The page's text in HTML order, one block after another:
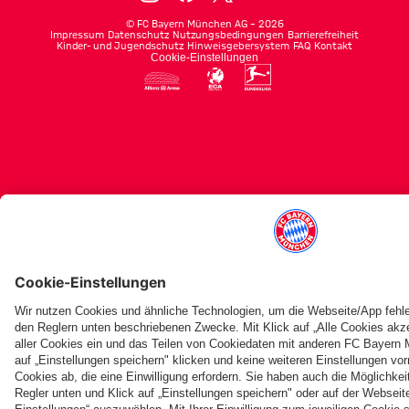
© FC Bayern München AG – 2026
Impressum Datenschutz Nutzungsbedingungen Barrierefreiheit
Kinder- und Jugendschutz Hinweisgebersystem FAQ Kontakt
Cookie-Einstellungen